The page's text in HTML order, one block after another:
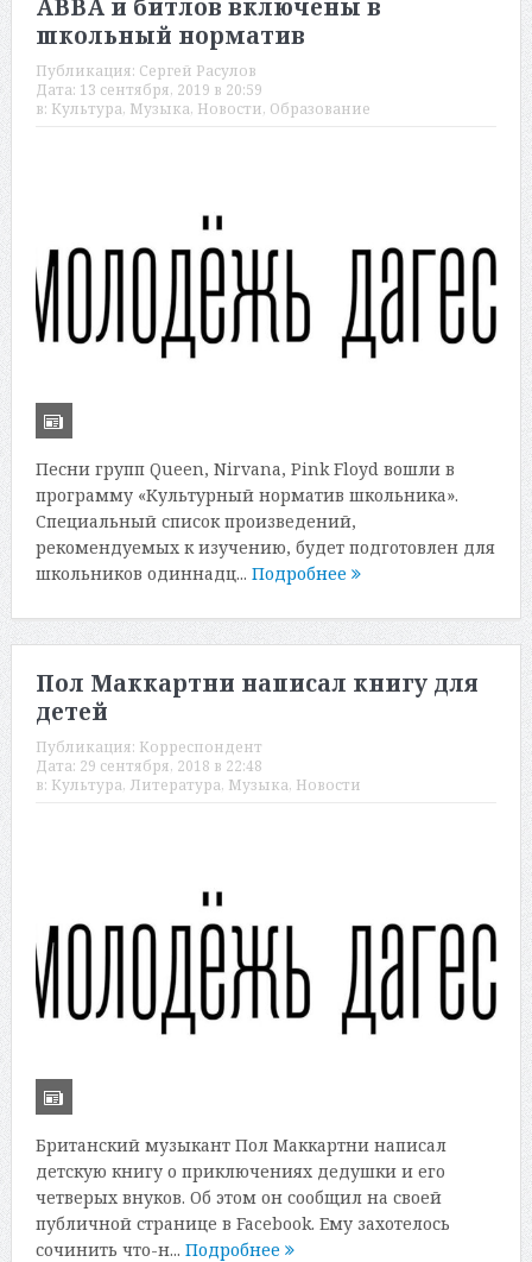
ABBA и битлов включены в
школьный норматив
Публикация: Сергей Расулов
Дата: 13 сентября, 2019 в 20:59
в: Культура, Музыка, Новости, Образование
Песни групп Queen, Nirvana, Pink Floyd вошли в
программу «Культурный норматив школьника».
Специальный список произведений,
рекомендуемых к изучению, будет подготовлен для
школьников одиннадц... Подробнее
Пол Маккартни написал книгу для
детей
Публикация: Корреспондент
Дата: 29 сентября, 2018 в 22:48
в: Культура, Литература, Музыка, Новости
Британский музыкант Пол Маккартни написал
детскую книгу о приключениях дедушки и его
четверых внуков. Об этом он сообщил на своей
публичной странице в Facebook. Ему захотелось
сочинить что-н... Подробнее